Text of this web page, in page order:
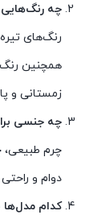
چه
رنگ‌های
همچنین
زمستانی و
چه جنسی
چرم طبیعی،
دوام و
کدام مدل‌ها